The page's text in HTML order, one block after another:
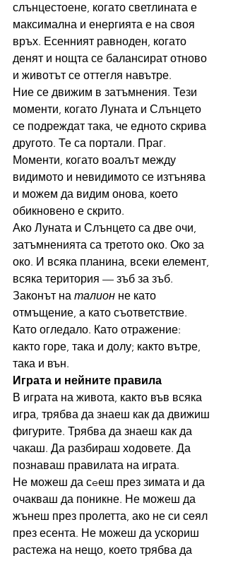
слънцестоене, когато светлината е
максимална и енергията е на своя
връх. Есенният равноден, когато
денят и нощта се балансират отново
и животът се оттегля навътре.
Ние се движим в затъмнения. Тези
моменти, когато Луната и Слънцето
се подреждат така, че едното скрива
другото. Те са портали. Праг.
Моменти, когато воалът между
видимото и невидимото се изтънява
и можем да видим онова, което
обикновено е скрито.
Ако Луната и Слънцето са две очи,
затъмненията са третото око. Око за
око. И всяка планина, всеки елемент,
всяка територия — зъб за зъб.
Законът на талион не като
отмъщение, а като съответствие.
Като огледало. Като отражение:
както горе, така и долу; както вътре,
така и вън.
Играта и нейните правила
В играта на живота, както във всяка
игра, трябва да знаеш как да движиш
фигурите. Трябва да знаеш как да
чакаш. Да разбираш ходовете. Да
познаваш правилата на играта.
Не можеш да сeеш през зимата и да
очакваш да поникне. Не можеш да
жънеш през пролетта, ако не си сеял
през есента. Не можеш да ускориш
растежа на нещо, което трябва да